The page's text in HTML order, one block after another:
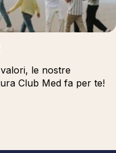
le nostre
Club Med fa per te!